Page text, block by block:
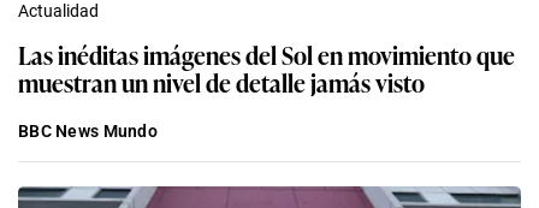
Actualidad
Las inéditas imágenes del Sol en movimiento que
muestran un nivel de detalle jamás visto
BBC News Mundo